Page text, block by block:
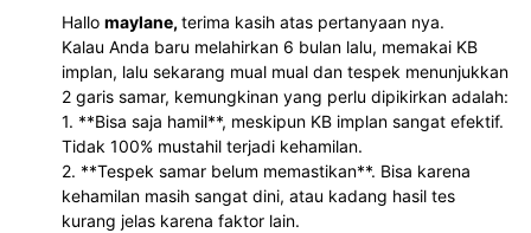
Hallo maylane, terima kasih atas pertanyaan nya.
Kalau Anda baru melahirkan 6 bulan lalu, memakai KB
implan, lalu sekarang mual mual dan tespek menunjukkan
2 garis samar, kemungkinan yang perlu dipikirkan adalah:
1. **Bisa saja hamil**, meskipun KB implan sangat efektif.
Tidak 100% mustahil terjadi kehamilan.
2. **Tespek samar belum memastikan**. Bisa karena
kehamilan masih sangat dini, atau kadang hasil tes
kurang jelas karena faktor lain.